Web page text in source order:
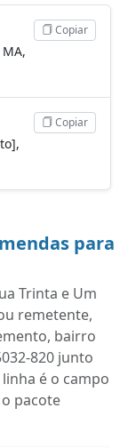
Copiar
Copiar
para
Trinta e Um
remetente,
bairro
820 junto
linha é o campo
pacote